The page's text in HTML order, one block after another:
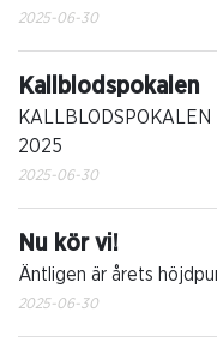
2025-06-30
Kallblodspokalen
KALLBLODSPOKALEN
2025
2025-06-30
Nu kör vi!
Äntligen är årets
2025-06-30